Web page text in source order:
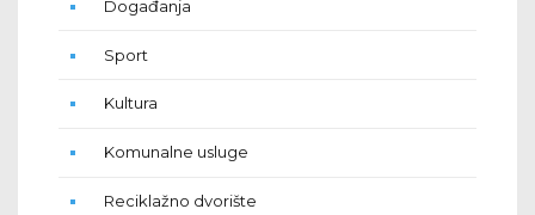
Događanja
Sport
Kultura
Komunalne usluge
Reciklažno dvorište